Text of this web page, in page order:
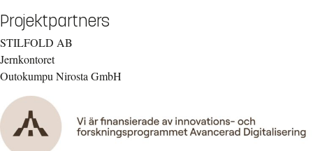
Projektpartners
STILFOLD AB
Jernkontoret
Outokumpu Nirosta GmbH